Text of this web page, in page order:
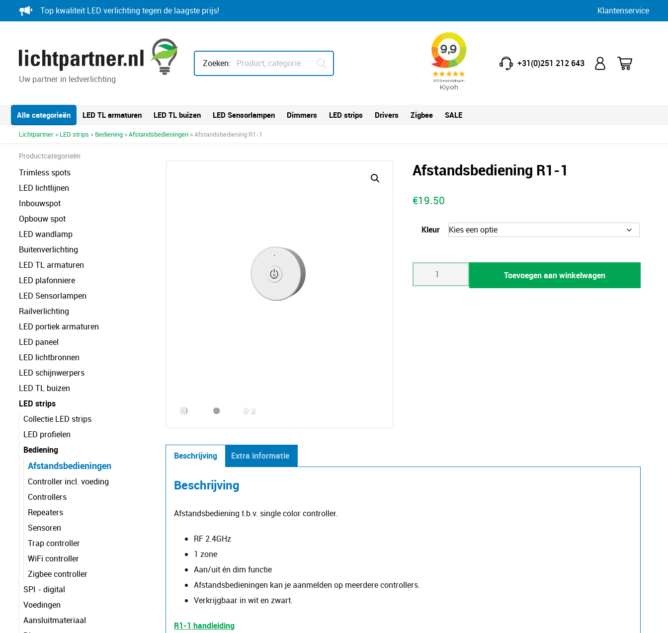
to
Top kwaliteit LED verlichting tegen de laagste prijs! Klantenservice
Uw partner in ledverlichting
Zoeken: +31(0)251 212 643
Alle categorieën LED TL armaturen LED TL buizen LED Sensorlampen Dimmers LED strips Drivers Zigbee SALE
Lichtpartner » LED strips » Bediening »Afstandsbedieningen » Afstandsbediening R1-1
Productcategorieën
Trimless spots
LED lichtlijnen
Inbouwspot
Opbouw spot
LED wandlamp
Buitenverlichting
LED TL armaturen
LED plafonniere
LED Sensorlampen
Railverlichting
LED portiek armaturen
LED paneel
LED lichtbronnen
LED schijnwerpers
LED TL buizen
LED strips
Collectie LED strips
LED profielen
Bediening
Afstandsbedieningen
Controller incl. voeding
Controllers
Repeaters
Sensoren
Trap controller
WiFi controller
Zigbee controller
SPI - digital
Voedingen
Aansluitmateriaal
Afstandsbediening R1-1
€19.50
Kleur
Toevoegen aan winkelwagen
Beschrijving Extra informatie
Beschrijving
Afstandsbediening t.b.v. single color controller.
RF 2.4GHz
1 zone
Aan/uit én dim functie
Afstandsbedieningen kan je aanmelden op meerdere controllers.
Verkrijgbaar in wit en zwart.
R1-1 handleiding